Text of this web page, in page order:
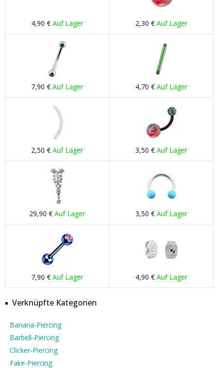
4,90 € Auf Lager 2,30 € Auf Lager
7,90 € Auf Lager 4,70 € Auf Lager
2,50 € Auf Lager 3,50 € Auf Lager
29,90 € Auf Lager 3,50 € Auf Lager
7,90 € Auf Lager 4,90 € Auf Lager
Verknüpfte Kategorien
Banana-Piercing
Barbell-Piercing
Clicker-Piercing
Fake-Piercing